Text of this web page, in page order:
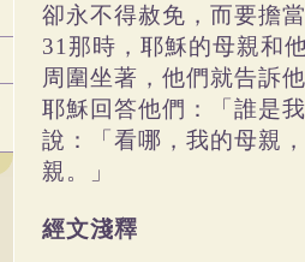
卻永不得赦免，而要擔
31那時，耶穌的母親和
周圍坐著，他們就告訴
耶穌回答他們：「誰是
說：「看哪，我的母親
親。」
經文淺釋